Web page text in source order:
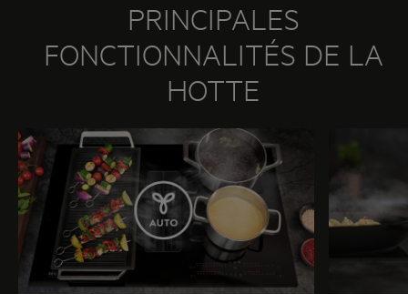
PRINCIPALES
FONCTIONNALITÉS DE LA
HOTTE